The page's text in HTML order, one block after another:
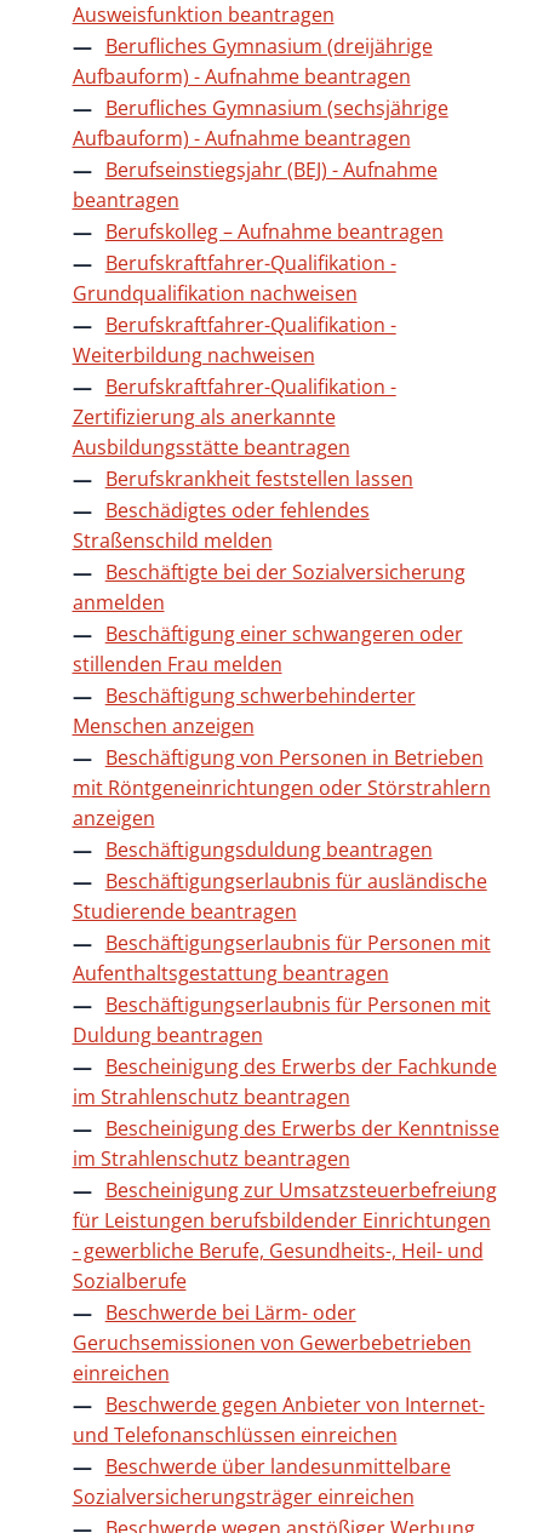
Ausweisfunktion beantragen
Berufliches Gymnasium (dreijährige
Aufbauform) - Aufnahme beantragen
Berufliches Gymnasium (sechsjährige
Aufbauform) - Aufnahme beantragen
Berufseinstiegsjahr (BEJ) - Aufnahme
beantragen
Berufskolleg – Aufnahme beantragen
Berufskraftfahrer-Qualifikation -
Grundqualifikation nachweisen
Berufskraftfahrer-Qualifikation -
Weiterbildung nachweisen
Berufskraftfahrer-Qualifikation -
Zertifizierung als anerkannte
Ausbildungsstätte beantragen
Berufskrankheit feststellen lassen
Beschädigtes oder fehlendes
Straßenschild melden
Beschäftigte bei der Sozialversicherung
anmelden
Beschäftigung einer schwangeren oder
stillenden Frau melden
Beschäftigung schwerbehinderter
Menschen anzeigen
Beschäftigung von Personen in Betrieben
mit Röntgeneinrichtungen oder Störstrahlern
anzeigen
Beschäftigungsduldung beantragen
Beschäftigungserlaubnis für ausländische
Studierende beantragen
Beschäftigungserlaubnis für Personen mit
Aufenthaltsgestattung beantragen
Beschäftigungserlaubnis für Personen mit
Duldung beantragen
Bescheinigung des Erwerbs der Fachkunde
im Strahlenschutz beantragen
Bescheinigung des Erwerbs der Kenntnisse
im Strahlenschutz beantragen
Bescheinigung zur Umsatzsteuerbefreiung
für Leistungen berufsbildender Einrichtungen
- gewerbliche Berufe, Gesundheits-, Heil- und
Sozialberufe
Beschwerde bei Lärm- oder
Geruchsemissionen von Gewerbebetrieben
einreichen
Beschwerde gegen Anbieter von Internet-
und Telefonanschlüssen einreichen
Beschwerde über landesunmittelbare
Sozialversicherungsträger einreichen